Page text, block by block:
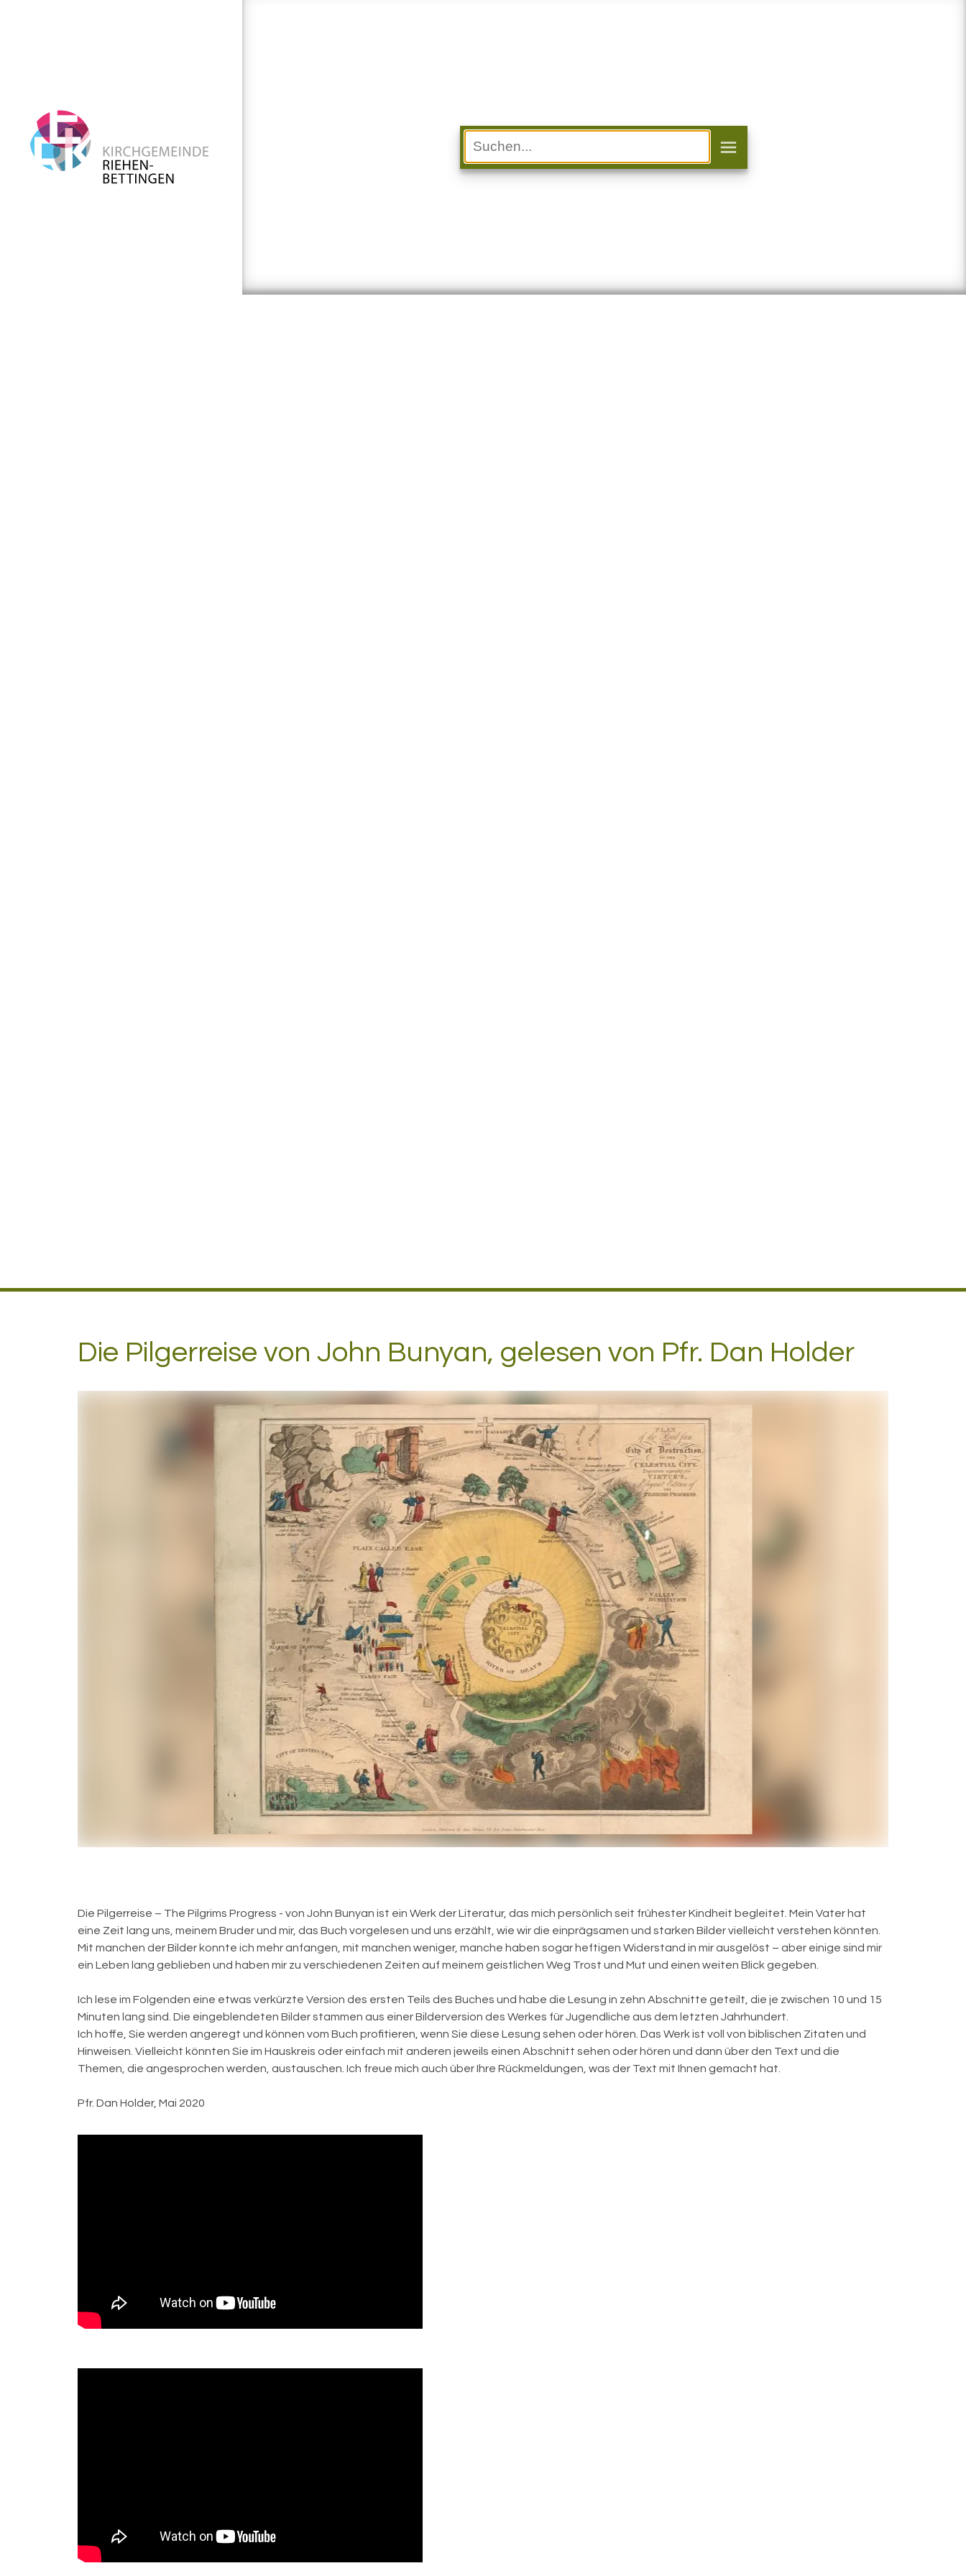
Die Pilgerreise von John Bunyan, gelesen von Pfr. Dan Holder
Die Pilgerreise – The Pilgrims Progress - von John Bunyan ist ein Werk der Literatur, das mich persönlich seit frühester Kindheit begleitet. Mein Vater hat
eine Zeit lang uns, meinem Bruder und mir, das Buch vorgelesen und uns erzählt, wie wir die einprägsamen und starken Bilder vielleicht verstehen könnten.
Mit manchen der Bilder konnte ich mehr anfangen, mit manchen weniger, manche haben sogar heftigen Widerstand in mir ausgelöst – aber einige sind mir
ein Leben lang geblieben und haben mir zu verschiedenen Zeiten auf meinem geistlichen Weg Trost und Mut und einen weiten Blick gegeben.
Ich lese im Folgenden eine etwas verkürzte Version des ersten Teils des Buches und habe die Lesung in zehn Abschnitte geteilt, die je zwischen 10 und 15
Minuten lang sind. Die eingeblendeten Bilder stammen aus einer Bilderversion des Werkes für Jugendliche aus dem letzten Jahrhundert.
Ich hoffe, Sie werden angeregt und können vom Buch profitieren, wenn Sie diese Lesung sehen oder hören. Das Werk ist voll von biblischen Zitaten und
Hinweisen. Vielleicht könnten Sie im Hauskreis oder einfach mit anderen jeweils einen Abschnitt sehen oder hören und dann über den Text und die
Themen, die angesprochen werden, austauschen. Ich freue mich auch über Ihre Rückmeldungen, was der Text mit Ihnen gemacht hat.
Pfr. Dan Holder, Mai 2020